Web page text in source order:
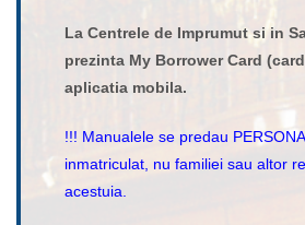
La Centrele de Imprumut si in
prezinta My Borrower Card
aplicatia mobila.
!!! Manualele se predau
inmatriculat, nu familiei sau altor
acestuia.